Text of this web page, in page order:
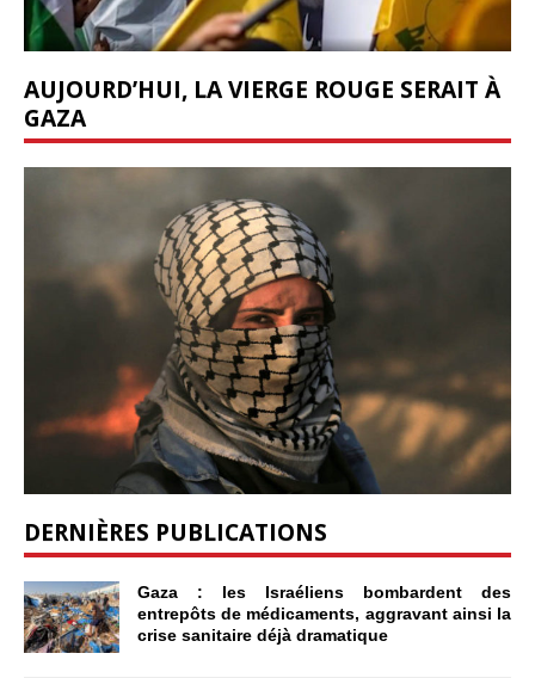
AUJOURD’HUI, LA VIERGE ROUGE SERAIT À
GAZA
DERNIÈRES PUBLICATIONS
Gaza : les Israéliens bombardent des
entrepôts de médicaments, aggravant ainsi la
crise sanitaire déjà dramatique